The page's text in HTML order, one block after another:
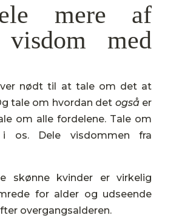
mere af
visdom med
nødt til at tale om det at
tale om hvordan det ogsåer
om alle fordelene. Tale om
i os. Dele visdommen fra
skønne kvinder er virkelig
for alder og udseende
overgangsalderen.